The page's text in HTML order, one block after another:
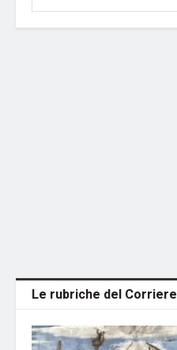
Le rubriche del Corriere